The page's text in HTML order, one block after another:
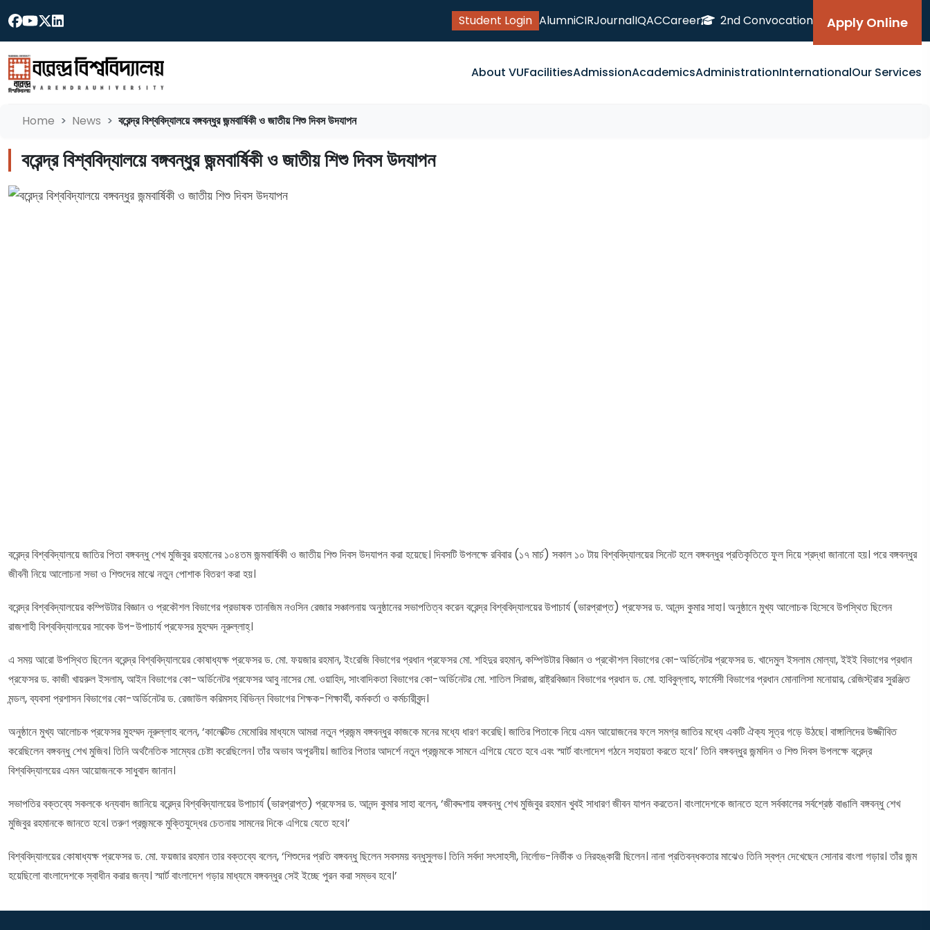
Student Login AlumniCIRJournalIQACCareer 2nd Convocation Apply Online
About VUFacilitiesAdmissionAcademicsAdministrationInternationalOur Services
Home News বরেন্দ্র বিশ্ববিদ্যালয়ে বঙ্গবন্ধুর জন্মবার্ষিকী ও জাতীয় শিশু দিবস উদযাপন
বরেন্দ্র বিশ্ববিদ্যালয়ে বঙ্গবন্ধুর জন্মবার্ষিকী ও জাতীয় শিশু দিবস উদযাপন
বরেন্দ্র বিশ্ববিদ্যালয়ে জাতির পিতা বঙ্গবন্ধু শেখ মুজিবুর রহমানের ১০৪তম জন্মবার্ষিকী ও জাতীয় শিশু দিবস উদযাপন করা হয়েছে। দিবসটি উপলক্ষে রবিবার (১৭ মার্চ) সকাল ১০ টায় বিশ্ববিদ্যালয়ের সিনেট হলে বঙ্গবন্ধুর প্রতিকৃতিতে ফুল দিয়ে শ্রদ্ধা জানানো হয়। পরে বঙ্গবন্ধুর
জীবনী নিয়ে আলোচনা সভা ও শিশুদের মাঝে নতুন পোশাক বিতরণ করা হয়।
বরেন্দ্র বিশ্ববিদ্যালয়ের কম্পিউটার বিজ্ঞান ও প্রকৌশল বিভাগের প্রভাষক তানজিম নওসিন রেজার সঞ্চালনায় অনুষ্ঠানের সভাপতিত্ব করেন বরেন্দ্র বিশ্ববিদ্যালয়ের উপাচার্য (ভারপ্রাপ্ত) প্রফেসর ড. আনন্দ কুমার সাহা। অনুষ্ঠানে মুখ্য আলোচক হিসেবে উপস্থিত ছিলেন
রাজশাহী বিশ্ববিদ্যালয়ের সাবেক উপ-উপাচার্য প্রফেসর মুহম্মদ নূরুল্লাহ্।
এ সময় আরো উপস্থিত ছিলেন বরেন্দ্র বিশ্ববিদ্যালয়ের কোষাধ্যক্ষ প্রফেসর ড. মো. ফয়জার রহমান, ইংরেজি বিভাগের প্রধান প্রফেসর মো. শহিদুর রহমান, কম্পিউটার বিজ্ঞান ও প্রকৌশল বিভাগের কো-অর্ডিনেটর প্রফেসর ড. খাদেমুল ইসলাম মোল্যা, ইইই বিভাগের প্রধান
প্রফেসর ড. কাজী খায়রুল ইসলাম, আইন বিভাগের কো-অর্ডিনেটর প্রফেসর আবু নাসের মো. ওয়াহিদ, সাংবাদিকতা বিভাগের কো-অর্ডিনেটর মো. শাতিল সিরাজ, রাষ্ট্রবিজ্ঞান বিভাগের প্রধান ড. মো. হাবিবুল্লাহ, ফার্মেসী বিভাগের প্রধান মোনালিসা মনোয়ার, রেজিস্ট্রার সুরঞ্জিত
মন্ডল, ব্যবসা প্রশাসন বিভাগের কো-অর্ডিনেটর ড. রেজাউল করিমসহ বিভিন্ন বিভাগের শিক্ষক-শিক্ষার্থী, কর্মকর্তা ও কর্মচারীবৃন্দ।
অনুষ্ঠানে মুখ্য আলোচক প্রফেসর মুহম্মদ নূরুল্লাহ বলেন, ‘কালেক্টিভ মেমোরির মাধ্যমে আমরা নতুন প্রজন্ম বঙ্গবন্ধুর কাজকে মনের মধ্যে ধারণ করেছি। জাতির পিতাকে নিয়ে এমন আয়োজনের ফলে সমগ্র জাতির মধ্যে একটি ঐক্য সূত্র গড়ে উঠছে। বাঙ্গালিদের উজ্জীবিত
করেছিলেন বঙ্গবন্ধু শেখ মুজিব। তিনি অর্থনৈতিক সাম্যের চেষ্টা করেছিলেন। তাঁর অভাব অপূরনীয়। জাতির পিতার আদর্শে নতুন প্রজন্মকে সামনে এগিয়ে যেতে হবে এবং স্মার্ট বাংলাদেশ গঠনে সহায়তা করতে হবে।’ তিনি বঙ্গবন্ধুর জন্মদিন ও শিশু দিবস উপলক্ষে বরেন্দ্র
বিশ্ববিদ্যালয়ের এমন আয়োজনকে সাধুবাদ জানান।
সভাপতির বক্তব্যে সকলকে ধন্যবাদ জানিয়ে বরেন্দ্র বিশ্ববিদ্যালয়ের উপাচার্য (ভারপ্রাপ্ত) প্রফেসর ড. আনন্দ কুমার সাহা বলেন, ‘জীবদ্দশায় বঙ্গবন্ধু শেখ মুজিবুর রহমান খুবই সাধারণ জীবন যাপন করতেন। বাংলাদেশকে জানতে হলে সর্বকালের সর্বশ্রেষ্ঠ বাঙালি বঙ্গবন্ধু শেখ
মুজিবুর রহমানকে জানতে হবে। তরুণ প্রজন্মকে মুক্তিযুদ্ধের চেতনায় সামনের দিকে এগিয়ে যেতে হবে।’
বিশ্ববিদ্যালয়ের কোষাধ্যক্ষ প্রফেসর ড. মো. ফয়জার রহমান তার বক্তব্যে বলেন, ‘শিশুদের প্রতি বঙ্গবন্ধু ছিলেন সবসময় বন্ধুসুলভ। তিনি সর্বদা সৎসাহসী, নির্লোভ-নির্ভীক ও নিরহঙ্কারী ছিলেন। নানা প্রতিবন্ধকতার মাঝেও তিনি স্বপ্ন দেখেছেন সোনার বাংলা গড়ার। তাঁর জন্ম
হয়েছিলো বাংলাদেশকে স্বাধীন করার জন্য। স্মার্ট বাংলাদেশ গড়ার মাধ্যমে বঙ্গবন্ধুর সেই ইচ্ছে পুরন করা সম্ভব হবে।’